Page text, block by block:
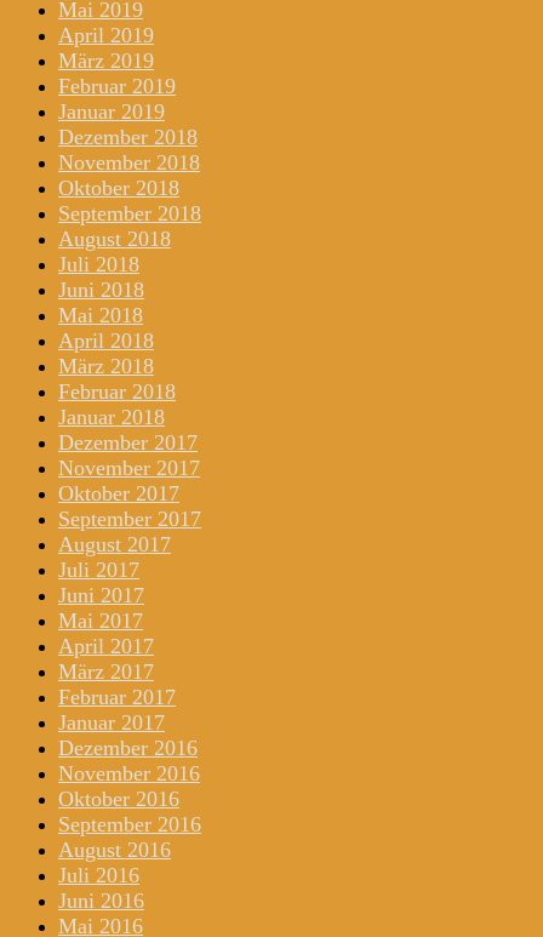
Mai 2019
April 2019
März 2019
Februar 2019
Januar 2019
Dezember 2018
November 2018
Oktober 2018
September 2018
August 2018
Juli 2018
Juni 2018
Mai 2018
April 2018
März 2018
Februar 2018
Januar 2018
Dezember 2017
November 2017
Oktober 2017
September 2017
August 2017
Juli 2017
Juni 2017
Mai 2017
April 2017
März 2017
Februar 2017
Januar 2017
Dezember 2016
November 2016
Oktober 2016
September 2016
August 2016
Juli 2016
Juni 2016
Mai 2016